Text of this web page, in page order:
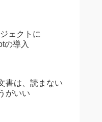
ェクトに
の導入
書は、読まない
がいい